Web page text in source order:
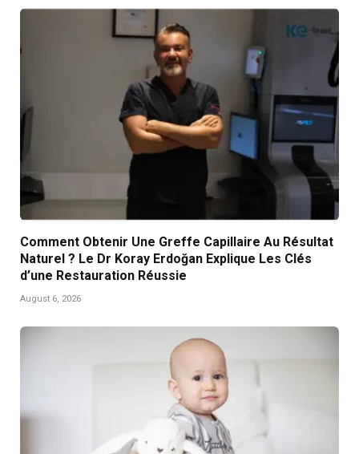
Comment Obtenir Une Greffe Capillaire Au Résultat
Naturel ? Le Dr Koray Erdoğan Explique Les Clés
d’une Restauration Réussie
August 6, 2026